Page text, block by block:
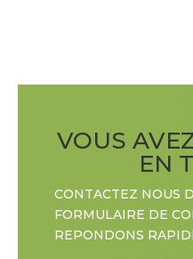
VOUS
EN
CONTACTEZ NOUS
FORMULAIRE DE
REPONDONS